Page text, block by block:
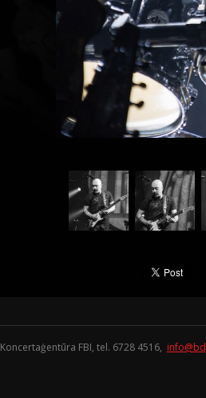
Koncertaģentūra FBI, tel. 6728 4516,